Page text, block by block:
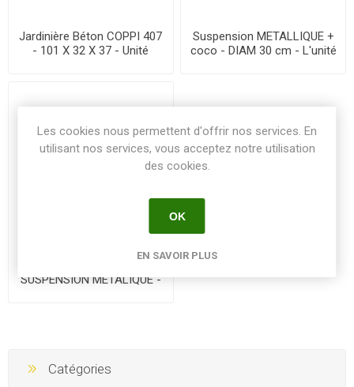
Jardinière Béton COPPI 407
- 101 X 32 X 37 - Unité
Suspension METALLIQUE +
coco - DIAM 30 cm - L'unité
SUSPENSION METALIQUE -
Catégories
Les cookies nous permettent d'offrir nos services. En
utilisant nos services, vous acceptez notre utilisation
des cookies.
OK
EN SAVOIR PLUS